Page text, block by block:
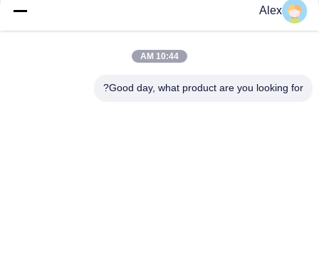
الغراء المصهور على الساخن لصنع حفاضات الغراء البناء لإنتاج حفاضات
الأطفال
Premium Grade Positioning Hot Melt PSA for lady sanitary
Alex
10:44 AM
Good day, what product are you looking for?